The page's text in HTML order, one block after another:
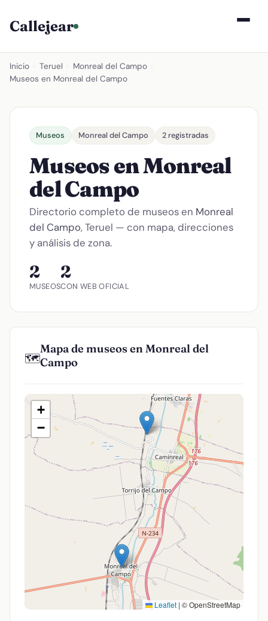
Callejear
Inicio Teruel Monreal del Campo
Museos en Monreal del Campo
Museos Monreal del Campo 2 registradas
Museos en Monreal
del Campo
Directorio completo de museos en Monreal
del Campo, Teruel — con mapa, direcciones
y análisis de zona.
2
MUSEOS
2
CON WEB OFICIAL
🗺️
Mapa de museos en Monreal del
Campo
+
−
Leaflet | © OpenStreetMap